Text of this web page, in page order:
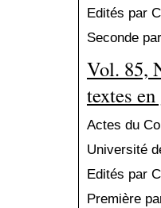
Edités par
Seconde
Vol. 85,
textes
Actes du
Université
Edités par
Première